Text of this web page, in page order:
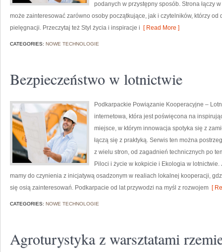
podanych w przystępny sposób. Strona łączy
może zainteresować zarówno osoby początkujące, jak i czytelników, którzy
pielęgnacji. Przeczytaj też Styl życia i inspiracje i [ Read More ]
CATEGORIES: NOWE TECHNOLOGIE
Bezpieczeństwo w lotnictwie
Podkarpackie Powiązanie Kooperacyjne –
internetowa, która jest poświęcona na
miejsce, w którym innowacja spotyka się z
łączą się z praktyką. Serwis ten można
z wielu stron, od zagadnień technicznych po
Piloci i życie w kokpicie i Ekologia w
mamy do czynienia z inicjatywą osadzonym w realiach lokalnej kooperacji,
się osią zainteresowań. Podkarpacie od lat przywodzi na myśl z rozwojem [
CATEGORIES: NOWE TECHNOLOGIE
Agroturystyka z warsztatami